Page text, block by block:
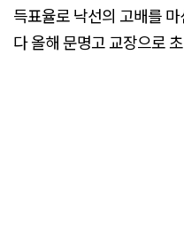
득표율로 낙선의 고배를
다 올해 문명고 교장으로